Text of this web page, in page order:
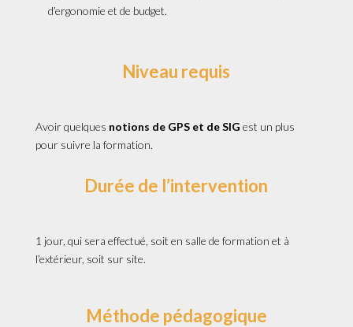
d’ergonomie et de budget.
Niveau requis
Avoir quelques notions de GPS et de SIG est un plus
pour suivre la formation.
Durée de l’intervention
1 jour, qui sera effectué, soit en salle de formation et à
l’extérieur, soit sur site.
Méthode pédagogique